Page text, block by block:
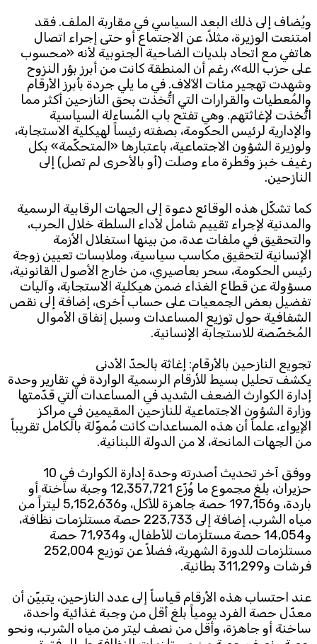
ويُضاف إلى ذلك البعد السياسي في مقاربة الملف. فقد
امتنعت الوزيرة، مثلاً، عن الاجتماع أو حتى إجراء اتصال
هاتفي مع اتحاد بلديات الضاحية الجنوبية لأنه «محسوب
على حزب الله»، رغم أن المنطقة كانت من أبرز بؤر النزوح
وشهدت تهجير مئات الآلاف. في ما يلي جردة بأبرز الأرقام
والمُعطيات والقرارات التي اتُّخذت بحق النازحين أكثر مما
اتُّخذت لإغاثتهم. وهي تفتح باب المُساءلة السياسية
والإدارية لرئيس الحكومة، بصفته رئيساً لهيكلية الاستجابة،
ولوزيرة الشؤون الاجتماعية، باعتبارها «المتحكّمة» بكل
رغيف خبز وقطرة ماء وصلت (أو بالأحرى لم تصل) إلى
النازحين.
كما تشكّل هذه الوقائع دعوة إلى الجهات الرقابية الرسمية
والمدنية لإجراء تقييم شامل لأداء السلطة خلال الحرب،
والتحقيق في ملفات عدة، من بينها استغلال الأزمة
الإنسانية لتحقيق مكاسب سياسية، وملابسات تعيين زوجة
رئيس الحكومة، سحر بعاصيري، من خارج الأصول القانونية،
مسؤولة عن قطاع الغذاء ضمن هيكلية الاستجابة، وآليات
تفضيل بعض الجمعيات على حساب أخرى، إضافة إلى نقص
الشفافية حول توزيع المساعدات وسبل إنفاق الأموال
المُخصّصة للاستجابة الإنسانية.
تجويع النازحين بالأرقام: إغاثة بالحدّ الأدنى
يكشف تحليل بسيط للأرقام الرسمية الواردة في تقارير وحدة
إدارة الكوارث الضعف الشديد في المساعدات التي قدّمتها
وزارة الشؤون الاجتماعية للنازحين المقيمين في مراكز
الإيواء، علماً أن هذه المساعدات كانت مُموّلة بالكامل تقريباً
من الجهات المانحة، لا من الدولة اللبنانية.
ووفق آخر تحديث أصدرته وحدة إدارة الكوارث في 10
حزيران، بلغ مجموع ما وُزّع 12,357,721 وجبة ساخنة أو
باردة، و197,156 حصة جاهزة للأكل، و5,152,636 ليتراً من
مياه الشرب، إضافة إلى 223,733 حصة مستلزمات نظافة،
و14,054 حصة مستلزمات للأطفال، و71,934 حصة
مستلزمات للدورة الشهرية، فضلاً عن توزيع 252,004
فرشات و311,299 بطانية.
عند احتساب هذه الأرقام قياساً إلى عدد النازحين، يتبيّن أن
معدّل حصة الفرد يومياً بلغ أقل من وجبة غذائية واحدة،
ساخنة أو جاهزة، وأقل من نصف ليتر من مياه الشرب، ونحو